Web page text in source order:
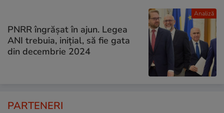
Analiză
PNRR îngrășat în ajun. Legea
ANI trebuia, inițial, să fie gata
din decembrie 2024
PARTENERI